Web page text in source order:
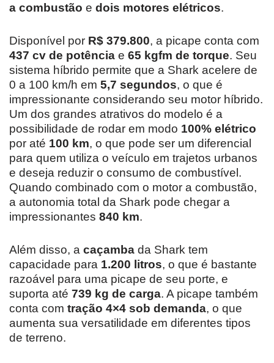
a combustão e dois motores elétricos.
Disponível por R$ 379.800, a picape conta com
437 cv de potência e 65 kgfm de torque. Seu
sistema híbrido permite que a Shark acelere de
0 a 100 km/h em 5,7 segundos, o que é
impressionante considerando seu motor híbrido.
Um dos grandes atrativos do modelo é a
possibilidade de rodar em modo 100% elétrico
por até 100 km, o que pode ser um diferencial
para quem utiliza o veículo em trajetos urbanos
e deseja reduzir o consumo de combustível.
Quando combinado com o motor a combustão,
a autonomia total da Shark pode chegar a
impressionantes 840 km.
Além disso, a caçamba da Shark tem
capacidade para 1.200 litros, o que é bastante
razoável para uma picape de seu porte, e
suporta até 739 kg de carga. A picape também
conta com tração 4×4 sob demanda, o que
aumenta sua versatilidade em diferentes tipos
de terreno.